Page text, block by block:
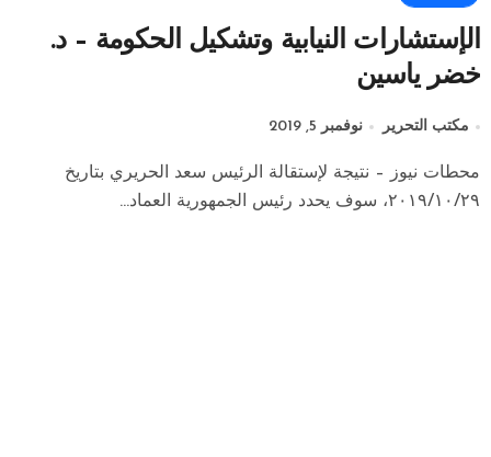
الإستشارات النيابية وتشكيل الحكومة – د.
خضر ياسين
مكتب التحرير نوفمبر 5, 2019
محطات نيوز – نتيجة لإستقالة الرئيس سعد الحريري بتاريخ
٢٠١٩/١٠/٢٩، سوف يحدد رئيس الجمهورية العماد...